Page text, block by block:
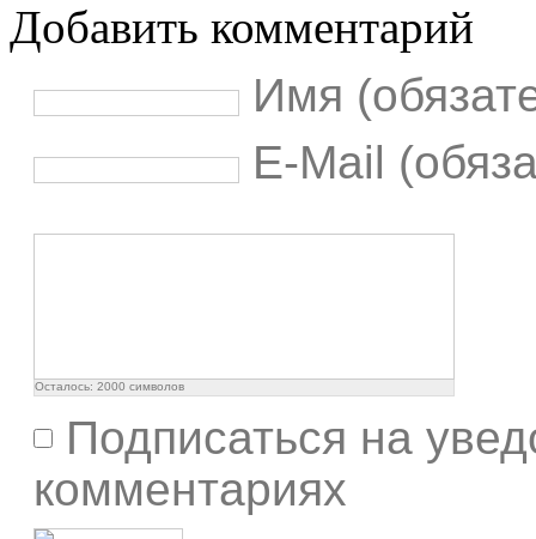
Добавить комментарий
Имя
E-Mail
Осталось: 2000 символов
Подписаться на
комментариях